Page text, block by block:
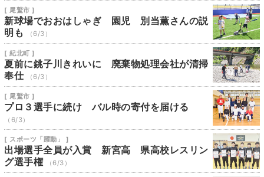
[ 尾鷲市 ]
新球場でおおはしゃぎ 園児 別当薫さんの説
明も
（6/3）
[ 紀北町 ]
夏前に銚子川きれいに 廃棄物処理会社が清掃
奉仕
（6/3）
[ 尾鷲市 ]
プロ３選手に続け バル時の寄付を届ける
（6/3）
[ スポーツ「躍動」 ]
出場選手全員が入賞 新宮高 県高校レスリン
グ選手権
（6/3）